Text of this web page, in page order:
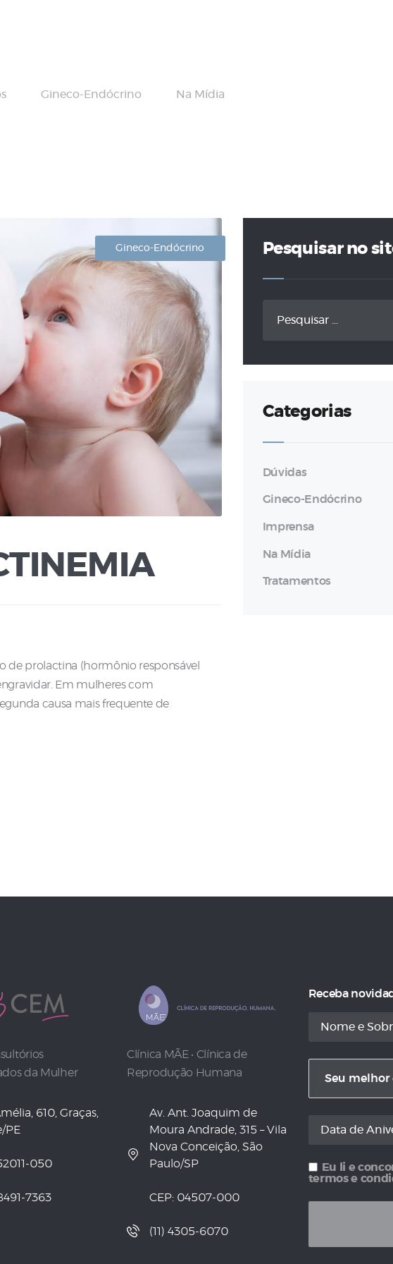
Gineco-Endócrino Na Mídia
Maia
Contato
Gineco-Endócrino
de prolactina (hormônio responsável
Em mulheres com
causa mais frequente de
Pesquisar no
Categorias
Dúvidas
Gineco-Endócrino
Imprensa
Na Mídia
Tratamentos
da Mulher
610, Graças,
PE
050
7363
Clínica MÃE • Clínica de
Reprodução Humana
Av. Ant. Joaquim de
Moura Andrade, 315 – Vila
Nova Conceição, São
Paulo/SP
CEP: 04507-000
(11) 4305-6070
Receba
Eu li e
termos e